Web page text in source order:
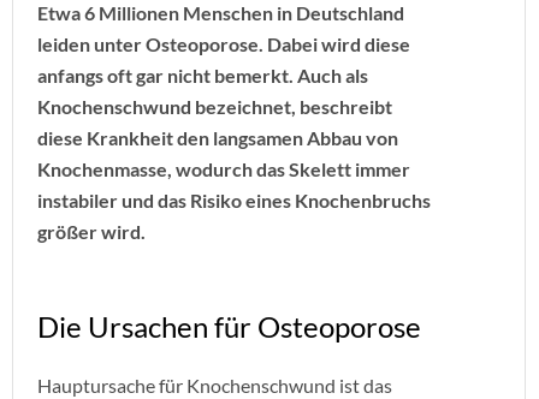
Etwa 6 Millionen Menschen in Deutschland
leiden unter Osteoporose. Dabei wird diese
anfangs oft gar nicht bemerkt. Auch als
Knochenschwund bezeichnet, beschreibt
diese Krankheit den langsamen Abbau von
Knochenmasse, wodurch das Skelett immer
instabiler und das Risiko eines Knochenbruchs
größer wird.
Die Ursachen für Osteoporose
Hauptursache für Knochenschwund ist das